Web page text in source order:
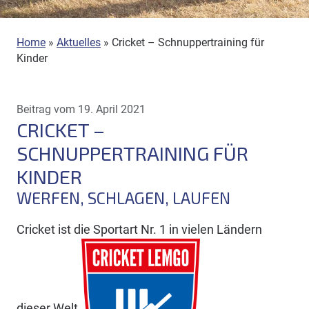
Home » Aktuelles » Cricket – Schnuppertraining für
Kinder
Beitrag vom 19. April 2021
CRICKET –
SCHNUPPERTRAINING FÜR
KINDER
WERFEN, SCHLAGEN, LAUFEN
Cricket ist die Sportart Nr. 1 in vielen Ländern